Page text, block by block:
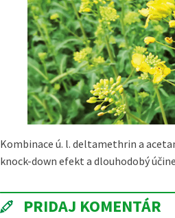
Kombinace ú. l. deltamethrin a
knock-down efekt a dlouhodobý
PRIDAJ KOMENTÁR